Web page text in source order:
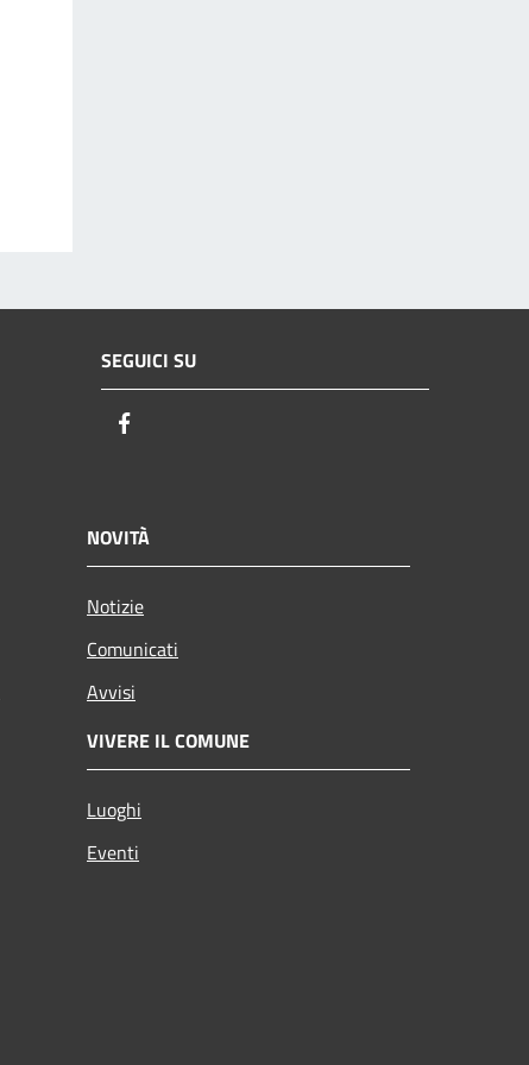
SEGUICI SU
NOVITÀ
Notizie
Comunicati
Avvisi
VIVERE IL COMUNE
Luoghi
Eventi